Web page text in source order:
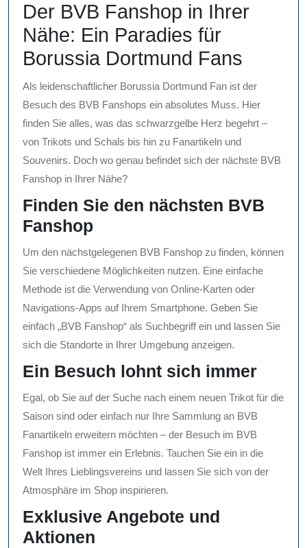
Der BVB Fanshop in Ihrer
Nähe: Ein Paradies für
Borussia Dortmund Fans
Als leidenschaftlicher Borussia Dortmund Fan ist der
Besuch des BVB Fanshops ein absolutes Muss. Hier
finden Sie alles, was das schwarzgelbe Herz begehrt –
von Trikots und Schals bis hin zu Fanartikeln und
Souvenirs. Doch wo genau befindet sich der nächste BVB
Fanshop in Ihrer Nähe?
Finden Sie den nächsten BVB
Fanshop
Um den nächstgelegenen BVB Fanshop zu finden, können
Sie verschiedene Möglichkeiten nutzen. Eine einfache
Methode ist die Verwendung von Online-Karten oder
Navigations-Apps auf Ihrem Smartphone. Geben Sie
einfach „BVB Fanshop“ als Suchbegriff ein und lassen Sie
sich die Standorte in Ihrer Umgebung anzeigen.
Ein Besuch lohnt sich immer
Egal, ob Sie auf der Suche nach einem neuen Trikot für die
Saison sind oder einfach nur Ihre Sammlung an BVB
Fanartikeln erweitern möchten – der Besuch im BVB
Fanshop ist immer ein Erlebnis. Tauchen Sie ein in die
Welt Ihres Lieblingsvereins und lassen Sie sich von der
Atmosphäre im Shop inspirieren.
Exklusive Angebote und
Aktionen